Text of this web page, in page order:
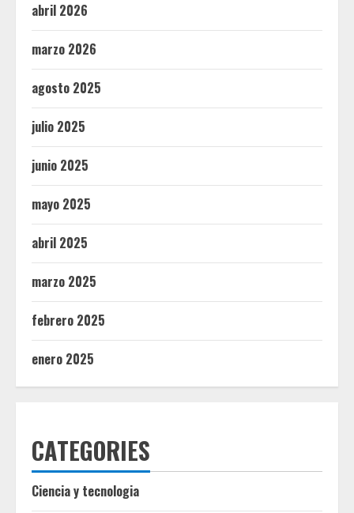
abril 2026
marzo 2026
agosto 2025
julio 2025
junio 2025
mayo 2025
abril 2025
marzo 2025
febrero 2025
enero 2025
CATEGORIES
Ciencia y tecnologia